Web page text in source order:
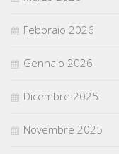
Febbraio 2026
Gennaio 2026
Dicembre 2025
Novembre 2025